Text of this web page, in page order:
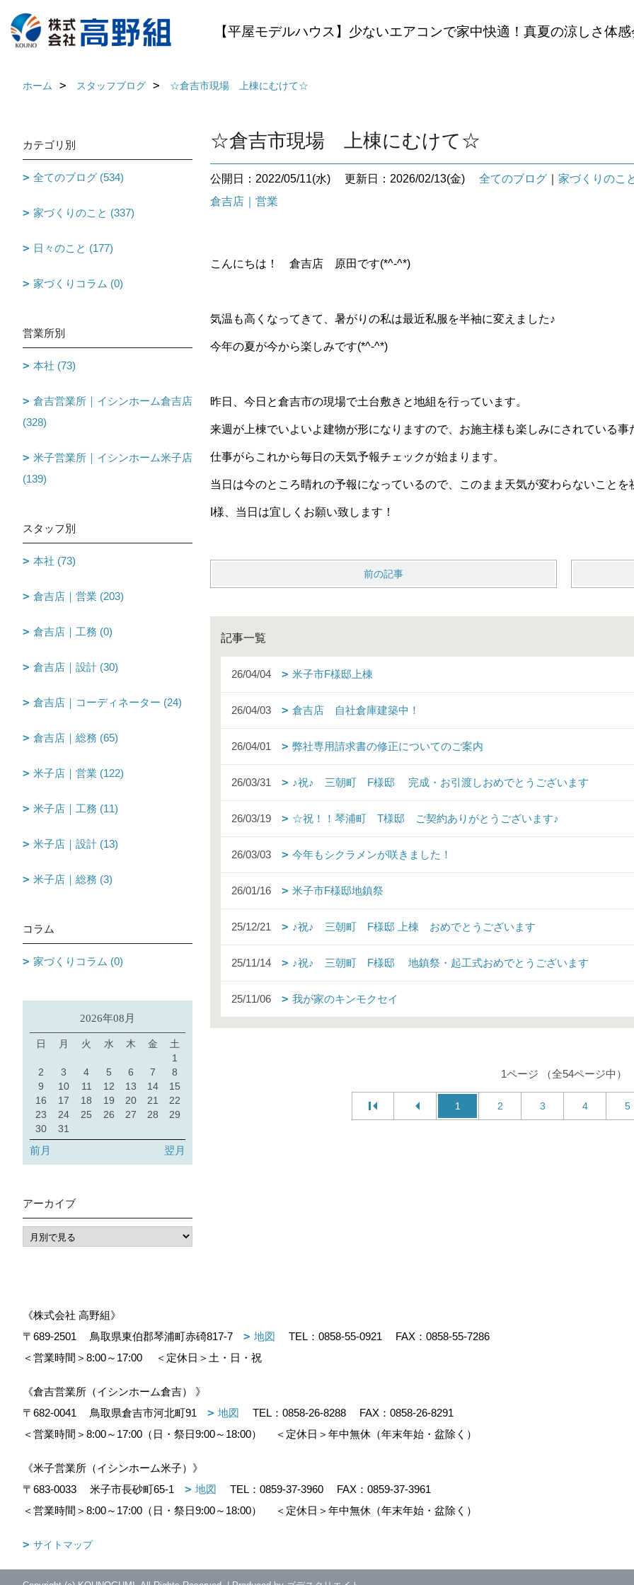
【平屋モデルハウス】少ないエアコンで家中快適！真夏の涼しさ体感
ホーム スタッフブログ ☆倉吉市現場 上棟にむけて☆
☆倉吉市現場 上棟にむけて☆
公開日：2022/05/11(水) 更新日：2026/02/13(金) 全てのブログ
家づくりのこ
倉吉店｜営業
こんにちは！ 倉吉店 原田です(*^-^*)
気温も高くなってきて、暑がりの私は最近私服を半袖に変えました♪
今年の夏が今から楽しみです(*^-^*)
昨日、今日と倉吉市の現場で土台敷きと地組を行っています。
来週が上棟でいよいよ建物が形になりますので、お施主様も楽しみにされている事
仕事がらこれから毎日の天気予報チェックが始まります。
当日は今のところ晴れの予報になっているので、このまま天気が変わらないことを
I様、当日は宜しくお願い致します！
前の記事
記事一覧
26/04/04 米子市F様邸上棟
26/04/03 倉吉店 自社倉庫建築中！
26/04/01 弊社専用請求書の修正についてのご案内
26/03/31 ♪祝♪ 三朝町 F様邸 完成・お引渡しおめでとうございます
26/03/19 ☆祝！！琴浦町 T様邸 ご契約ありがとうございます♪
26/03/03 今年もシクラメンが咲きました！
26/01/16 米子市F様邸地鎮祭
25/12/21 ♪祝♪ 三朝町 F様邸 上棟 おめでとうございます
25/11/14 ♪祝♪ 三朝町 F様邸 地鎮祭・起工式おめでとうございます
25/11/06 我が家のキンモクセイ
1ページ （全54ページ中）
1 2 3 4 5
カテゴリ別
全てのブログ (534)
家づくりのこと (337)
日々のこと (177)
家づくりコラム (0)
営業所別
本社 (73)
倉吉営業所｜イシンホーム倉吉店
(328)
米子営業所｜イシンホーム米子店
(139)
スタッフ別
本社 (73)
倉吉店｜営業 (203)
倉吉店｜工務 (0)
倉吉店｜設計 (30)
倉吉店｜コーディネーター (24)
倉吉店｜総務 (65)
米子店｜営業 (122)
米子店｜工務 (11)
米子店｜設計 (13)
米子店｜総務 (3)
コラム
家づくりコラム (0)
2026年08月
日 月 火 水 木 金
土
1
2
3 4 5 6 7
8
9
10 11 12 13 14
15
16
17 18 19 20 21
22
23
24 25 26 27 28
29
30
31
前月 翌月
アーカイブ
《株式会社 高野組》
〒689-2501
鳥取県東伯郡琴浦町赤碕817-7 地図 TEL： 0858-55-0921
FAX：0858-55-7286
＜営業時間＞8:00～17:00
＜定休日＞土・日・祝
《倉吉営業所（イシンホーム倉吉） 》
〒682-0041
鳥取県倉吉市河北町91 地図 TEL： 0858-26-8288
FAX：0858-26-8291
＜営業時間＞8:00～17:00（日・祭日9:00～18:00）
＜定休日＞年中無休（年末年始・盆除く）
《米子営業所（イシンホーム米子）》
〒683-0033
米子市長砂町65-1 地図 TEL： 0859-37-3960
FAX：0859-37-3961
＜営業時間＞8:00～17:00（日・祭日9:00～18:00）
＜定休日＞年中無休（年末年始・盆除く）
サイトマップ